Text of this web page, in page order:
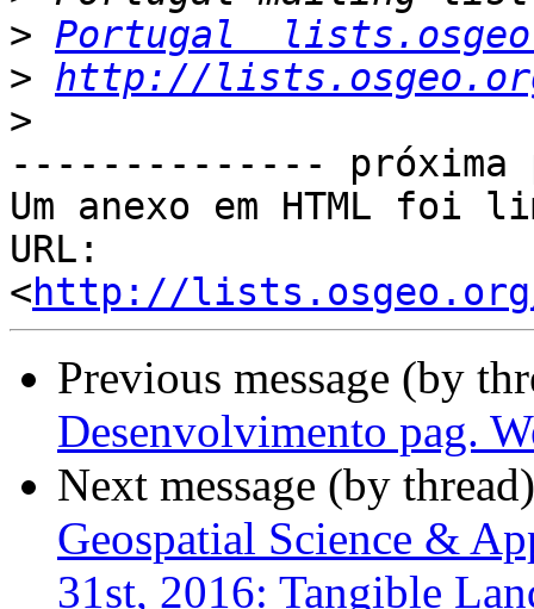
> Portugal
> http://
>
--------------
Um anexo em HTML foi
URL:
<http://lists.osgeo.org/
Previous message (by
Desenvolvimento pag.
Next message (by
Geospatial Science &
31st, 2016: Tangible